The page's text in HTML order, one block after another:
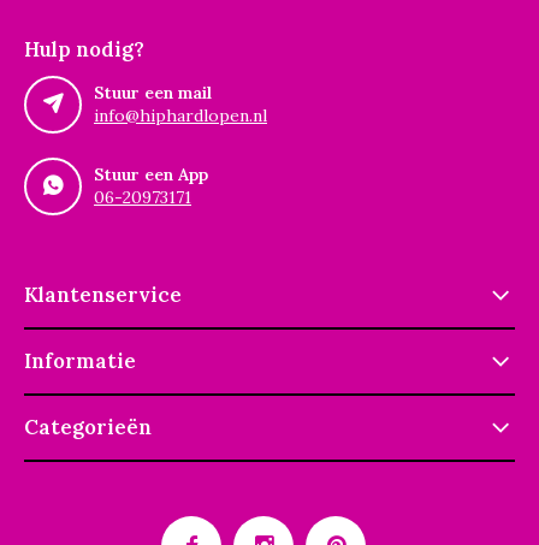
Hulp nodig?
Stuur een mail
info@hiphardlopen.nl
Stuur een App
06-20973171
Klantenservice
Informatie
Categorieën